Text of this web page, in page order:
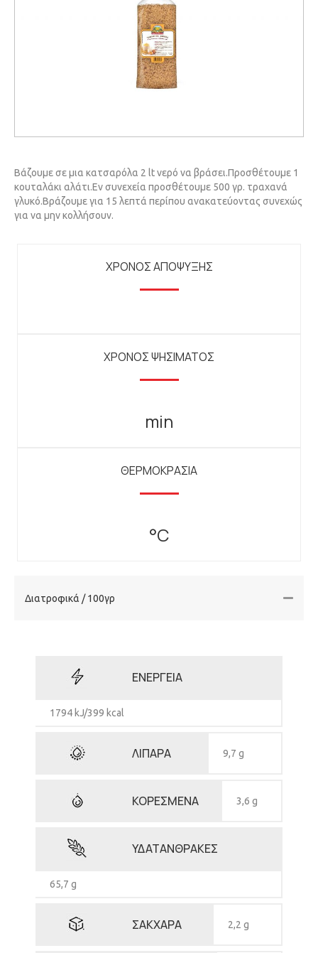
Βάζουμε σε μια κατσαρόλα 2 lt νερό να βράσει.Προσθέτουμε 1
κουταλάκι αλάτι.Εν συνεχεία προσθέτουμε 500 γρ. τραχανά
γλυκό.Βράζουμε για 15 λεπτά περίπου ανακατεύοντας συνεχώς
για να μην κολλήσουν.
ΧΡΟΝΟΣ ΑΠΟΨΥΞΗΣ
ΧΡΟΝΟΣ ΨΗΣΙΜΑΤΟΣ
min
ΘΕΡΜΟΚΡΑΣΙΑ
°C
Διατροφικά / 100γρ
ΕΝΕΡΓΕΙΑ
1794 kJ/399 kcal
ΛΙΠΑΡΑ 9,7 g
ΚΟΡΕΣΜΕΝΑ 3,6 g
ΥΔΑΤΑΝΘΡΑΚΕΣ
65,7 g
ΣΑΚΧΑΡΑ 2,2 g